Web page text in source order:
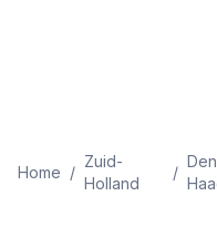
Home /
Zuid-
Holland
/
Den